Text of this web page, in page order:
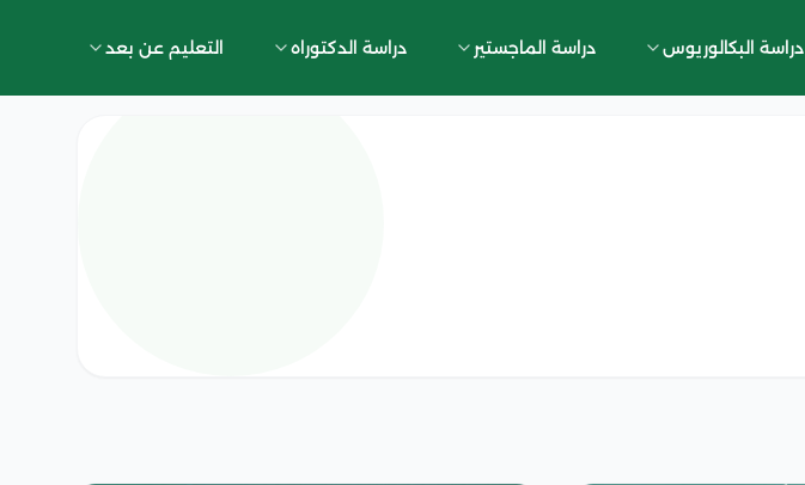
دراسة البكالوريوس دراسة الماجستير دراسة الدكتوراه التعليم عن بعد